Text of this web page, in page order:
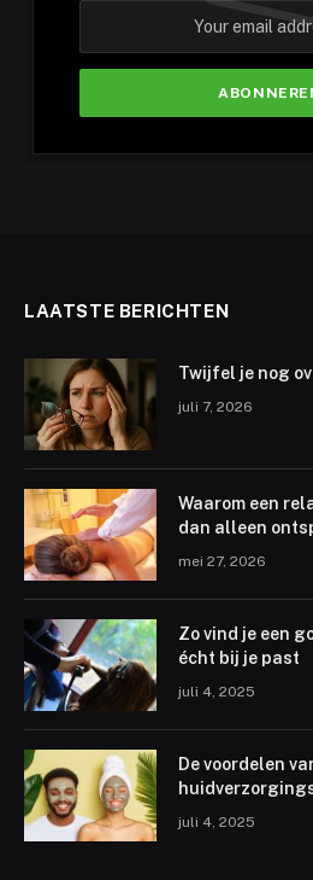
LAATSTE BERICHTEN
Twijfel je nog
juli 7, 2026
Waarom een
dan alleen
mei 27, 2026
Zo vind je een
écht bij je past
juli 4, 2025
De voordelen
juli 4, 2025